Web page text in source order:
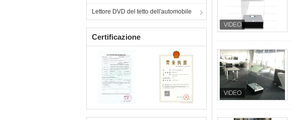
Lettore DVD del tetto dell'automobile
Certificazione